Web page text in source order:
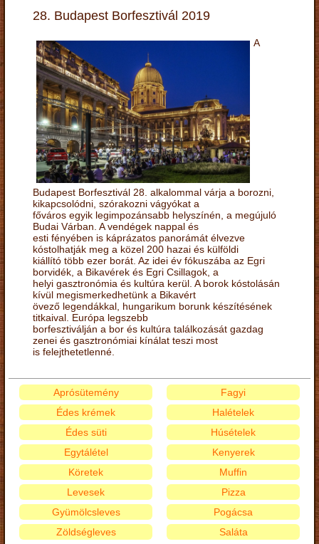
28. Budapest Borfesztivál 2019
A
Budapest Borfesztivál 28. alkalommal várja a borozni,
kikapcsolódni, szórakozni vágyókat a
főváros egyik legimpozánsabb helyszínén, a megújuló
Budai Várban. A vendégek nappal és
esti fényében is káprázatos panorámát élvezve
kóstolhatják meg a közel 200 hazai és külföldi
kiállító több ezer borát. Az idei év fókuszába az Egri
borvidék, a Bikavérek és Egri Csillagok, a
helyi gasztronómia és kultúra kerül. A borok kóstolásán
kívül megismerkedhetünk a Bikavért
övező legendákkal, hungarikum borunk készítésének
titkaival. Európa legszebb
borfesztiválján a bor és kultúra találkozását gazdag
zenei és gasztronómiai kínálat teszi most
is felejthetetlenné.
Aprósütemény
Édes krémek
Édes süti
Egytálétel
Fagyi
Halételek
Húsételek
Kenyerek
Köretek
Levesek
Gyümölcsleves
Zöldségleves
Muffin
Pizza
Pogácsa
Saláta